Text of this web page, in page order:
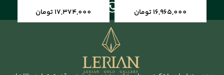
16,965,000تومان
17,374,000تومان